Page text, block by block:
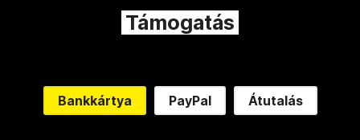
Támogatás
Bankkártya PayPal Átutalás